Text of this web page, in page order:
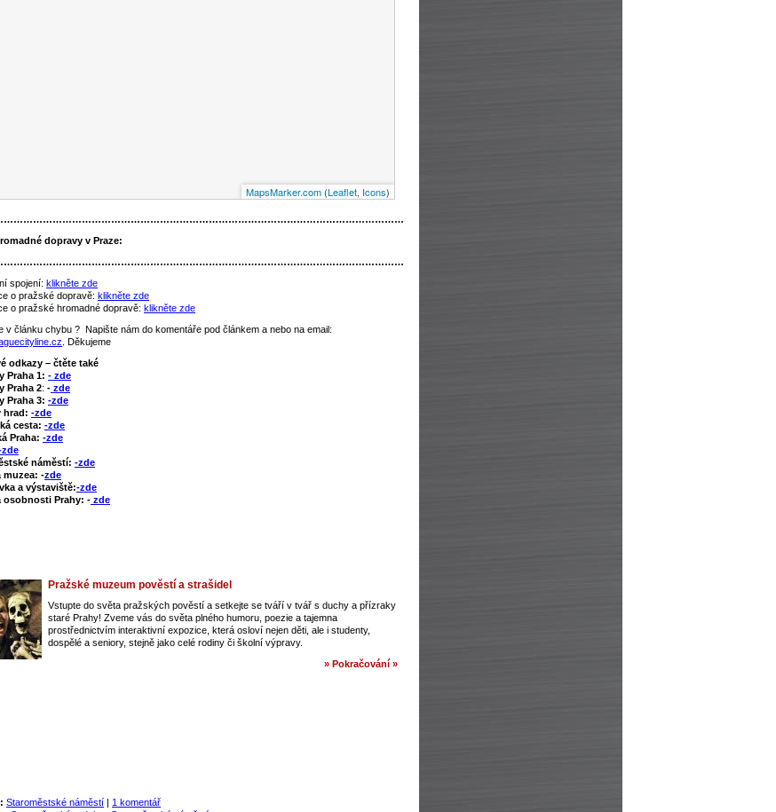
MapsMarker.com (Leaflet, Icons)
dopravy v Praze:
spojení: klikněte zde
o pražské dopravě: klikněte zde
o pražské hromadné dopravě: klikněte zde
v článku chybu ? Napište nám do komentáře pod článkem a nebo na email:
. Děkujeme
odkazy – čtěte také
Praha 1: - zde
Praha 2: - zde
Praha 3: -zde
hrad: -zde
cesta: -zde
Praha: -zde
zde
náměstí: -zde
muzea: -zde
a výstaviště:-zde
osobnosti Prahy: - zde
Pražské muzeum pověstí a strašidel
Vstupte do světa pražských pověstí a setkejte se tváří v tvář s duchy a přízraky
staré Prahy! Zveme vás do světa plného humoru, poezie a tajemna
prostřednictvím interaktivní expozice, která osloví nejen děti, ale i studenty,
dospělé a seniory, stejně jako celé rodiny či školní výpravy.
» Pokračování »
Staroměstské náměstí | 1 komentář